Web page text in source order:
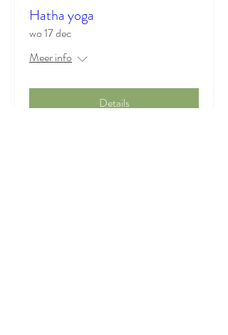
Hatha yoga
wo 17 dec
Meer info
Details